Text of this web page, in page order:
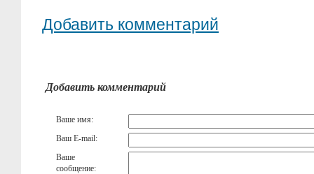
Добавить комментарий
Добавить комментарий
Ваше имя:
Ваш E-mail:
Ваше
сообщение: